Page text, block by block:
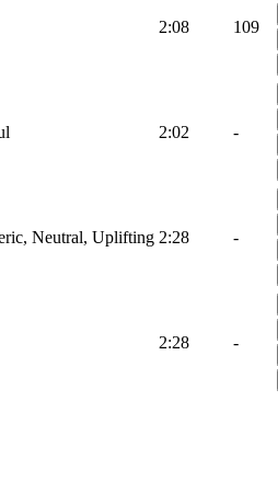
2:08 109
2:02 -
Neutral, Uplifting 2:28 -
2:28 -